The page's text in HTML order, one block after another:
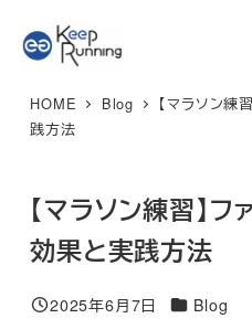
イ
★マラソンプラン 体験レッス
予約はこちら
HOME Blog
【マラソン練
践方法
【マラソン練習】フ
効果と実践方法
投稿日
2025年6月7日 カテゴリー
Blog